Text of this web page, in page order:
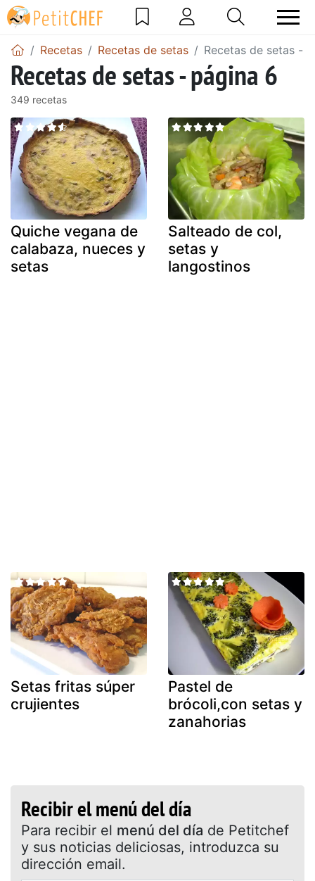
Recetas Recetas de setas Recetas de setas -
Recetas de setas - página 6
349 recetas
Quiche vegana de
calabaza, nueces y
setas
Salteado de col,
setas y
langostinos
Setas fritas súper
crujientes
Pastel de
brócoli,con setas y
zanahorias
Recibir el menú del día
Para recibir el menú del día de Petitchef
y sus noticias deliciosas, introduzca su
dirección email.